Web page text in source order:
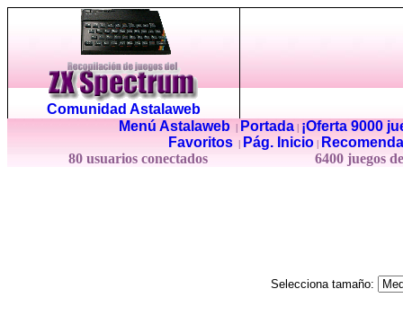
Comunidad Astalaweb
Menú Astalaweb| Portada|
¡Oferta 9000
Favoritos
Pág. Inicio
80 usuarios conectados
6400 juegos
Selecciona tamaño: